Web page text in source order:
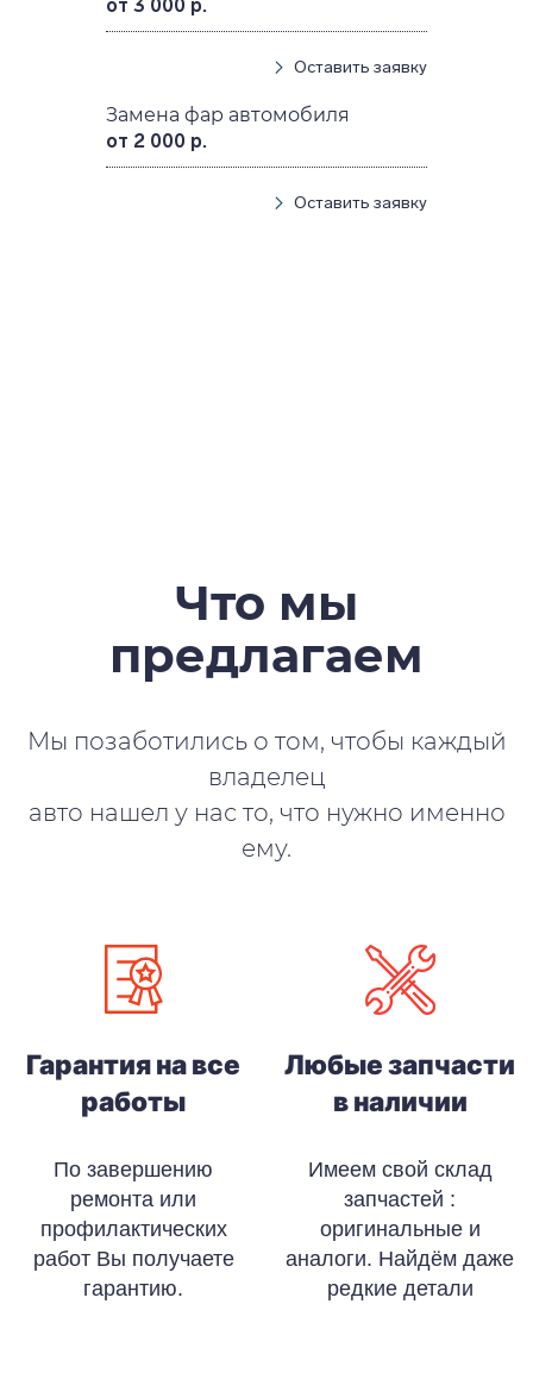
от 3 000 р.
Оставить заявку
Замена фар автомобиля
от 2 000 р.
Оставить заявку
Что мы
предлагаем
Мы позаботились о том, чтобы каждый
владелец
авто нашел у нас то, что нужно именно
ему.
Гарантия на все
работы
По завершению
ремонта или
профилактических
работ Вы получаете
гарантию.
Любые запчасти
в наличии
Имеем свой склад
запчастей :
оригинальные и
аналоги. Найдём даже
редкие детали